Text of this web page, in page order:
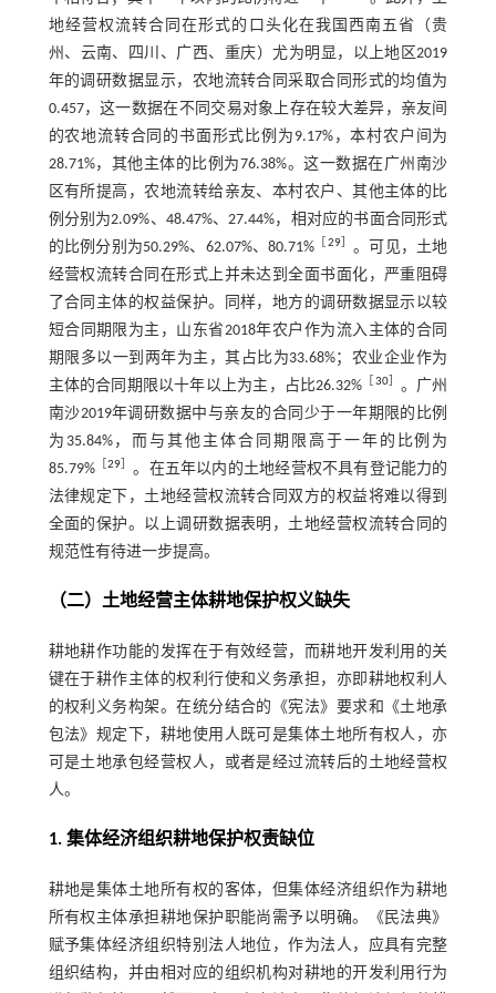
地经营权流转合同在形式的口头化在我国西南五省（贵
州、云南、四川、广西、重庆）尤为明显，以上地区2019
年的调研数据显示，农地流转合同采取合同形式的均值为
0.457，这一数据在不同交易对象上存在较大差异，亲友间
的农地流转合同的书面形式比例为9.17%，本村农户间为
28.71%，其他主体的比例为76.38%。这一数据在广州南沙
区有所提高，农地流转给亲友、本村农户、其他主体的比
例分别为2.09%、48.47%、27.44%，相对应的书面合同形式
的比例分别为50.29%、62.07%、80.71%
29］ 。可见，土地
经营权流转合同在形式上并未达到全面书面化，严重阻碍
了合同主体的权益保护。同样，地方的调研数据显示以较
短合同期限为主，山东省2018年农户作为流入主体的合同
期限多以一到两年为主，其占比为33.68%；农业企业作为
主体的合同期限以十年以上为主，占比26.32%
30］ 。广州
南沙2019年调研数据中与亲友的合同少于一年期限的比例
为35.84%，而与其他主体合同期限高于一年的比例为
85.79% ［29
。在五年以内的土地经营权不具有登记能力的
法律规定下，土地经营权流转合同双方的权益将难以得到
全面的保护。以上调研数据表明，土地经营权流转合同的
规范性有待进一步提高。
（二）土地经营主体耕地保护权义缺失
耕地耕作功能的发挥在于有效经营，而耕地开发利用的关
键在于耕作主体的权利行使和义务承担，亦即耕地权利人
的权利义务构架。在统分结合的《宪法》要求和《土地承
包法》规定下，耕地使用人既可是集体土地所有权人，亦
可是土地承包经营权人，或者是经过流转后的土地经营权
人。
1. 集体经济组织耕地保护权责缺位
耕地是集体土地所有权的客体，但集体经济组织作为耕地
所有权主体承担耕地保护职能尚需予以明确。《民法典》
赋予集体经济组织特别法人地位，作为法人，应具有完整
组织结构，并由相对应的组织机构对耕地的开发利用行为